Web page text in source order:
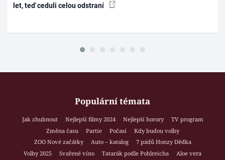
let, teď ceduli celou odstraní
Populární témata
Jak zhubnout Nejlepší filmy 2024 Nejlepší horory
TV program
Změna času
Partie Počasí
Kdy budou volby
ZOO Nové začátky
Auto – katalog
7 pádů Honzy Dědka
Volby 2025
Svařené víno Tatarák podle Pohlreicha
Aloe vera